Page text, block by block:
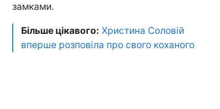
замками.
Більше цікавого: Христина Соловій
вперше розповіла про свого коханого